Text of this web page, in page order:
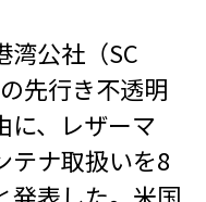
湾公社（SC
先行き不透明
に、レザーマ
テナ取扱いを8